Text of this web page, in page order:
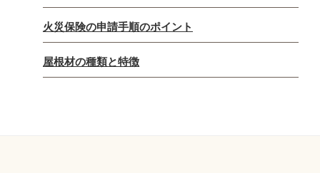
火災保険の申請手順のポイント
屋根材の種類と特徴